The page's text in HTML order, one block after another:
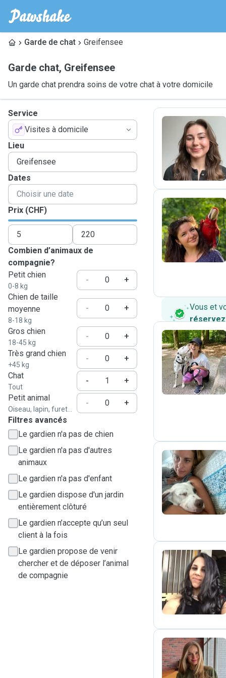
Garde de chat Greifensee
Garde chat, Greifensee
Un garde chat prendra soins de votre chat à votre domicile
Service
Visites à domicile
Lieu
Dates
Prix (CHF)
Combien d’animaux de
compagnie?
Petit chien
0-8 kg
-
+
Chien de taille
moyenne
8-18 kg
- +
Gros chien
18-45 kg
-
+
Très grand chien
+45 kg
-
+
Chat
Tout
-
+
Petit animal
Oiseau, lapin, furet...
-
+
Filtres avancés
Le gardien n'a pas de chien
Le gardien n'a pas d'autres
animaux
Le gardien n'a pas d'enfant
Le gardien dispose d'un jardin
entièrement clôturé
Le gardien n’accepte qu’un seul
client à la fois
Le gardien propose de venir
chercher et de déposer l’animal
de compagnie
A
J
Vous et
réservez
T
G
S
L